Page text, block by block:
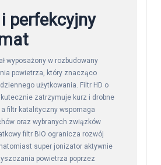
perfekcyjny
wyposażony w rozbudowany
powietrza, który znacząco
użytkowania. Filtr HD o
zatrzymuje kurz i drobne
filtr katalityczny wspomaga
oraz wybranych związków
filtr BIO ogranicza rozwój
super jonizator aktywnie
powietrza poprzez